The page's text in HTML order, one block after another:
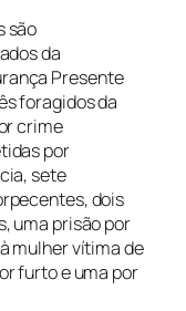
são
da
Presente
foragidos da
crime
por
sete
dois
uma prisão por
mulher vítima de
furto e uma por